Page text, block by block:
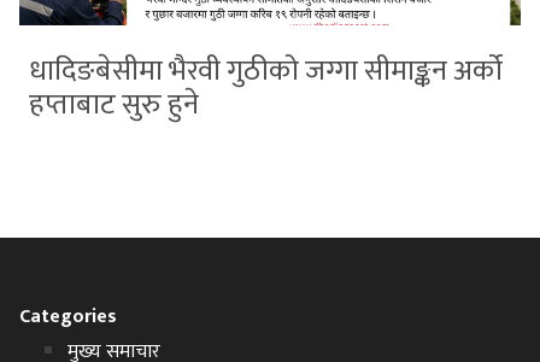
धादिङबेसीमा भैरवी गुठीको जग्गा सीमाङ्कन अर्को
हप्ताबाट सुरु हुने
Categories
मुख्य समाचार